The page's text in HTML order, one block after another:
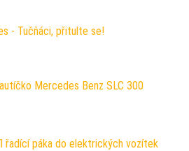
- Tučňáci, přitulte se!
Mercedes Benz SLC 300
řadící páka do elektrických vozítek